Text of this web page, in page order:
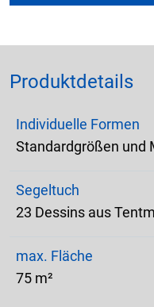
Produktdetails
Individuelle Formen
Standardgrößen und
Segeltuch
23 Dessins aus
max. Fläche
75 m²